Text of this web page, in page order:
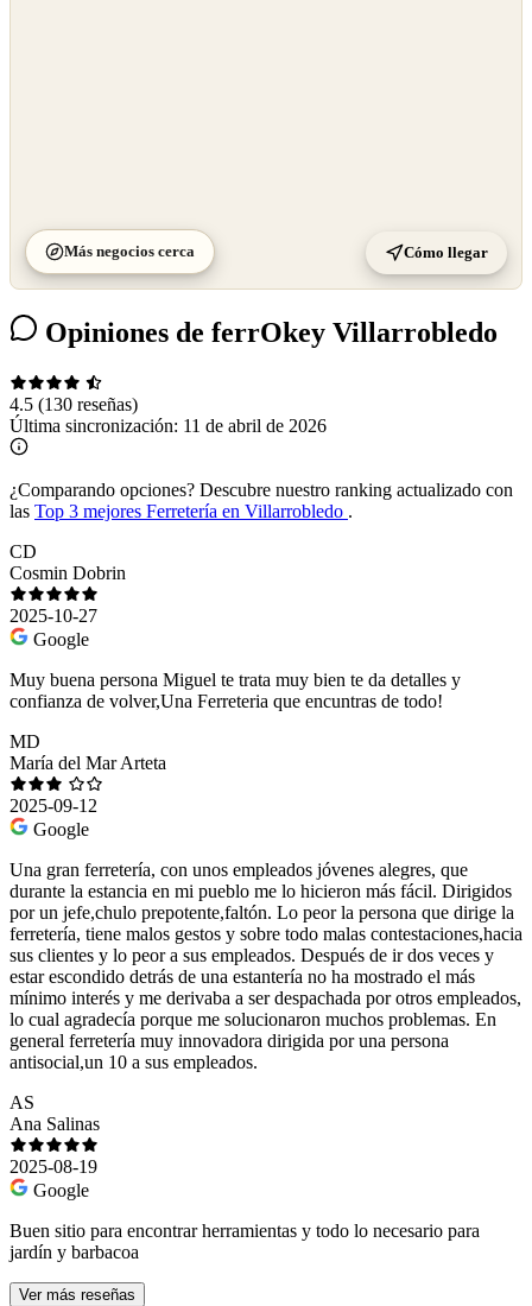
Más negocios cerca Cómo llegar
Opiniones de ferrOkey Villarrobledo
4.5 (130 reseñas)
Última sincronización: 11 de abril de 2026
¿Comparando opciones? Descubre nuestro ranking actualizado con
las Top 3 mejores Ferretería en Villarrobledo .
CD
Cosmin Dobrin
2025-10-27
Google
Muy buena persona Miguel te trata muy bien te da detalles y
confianza de volver,Una Ferreteria que encuntras de todo!
MD
María del Mar Arteta
2025-09-12
Google
Una gran ferretería, con unos empleados jóvenes alegres, que
durante la estancia en mi pueblo me lo hicieron más fácil. Dirigidos
por un jefe,chulo prepotente,faltón. Lo peor la persona que dirige la
ferretería, tiene malos gestos y sobre todo malas contestaciones,hacia
sus clientes y lo peor a sus empleados. Después de ir dos veces y
estar escondido detrás de una estantería no ha mostrado el más
mínimo interés y me derivaba a ser despachada por otros empleados,
lo cual agradecía porque me solucionaron muchos problemas. En
general ferretería muy innovadora dirigida por una persona
antisocial,un 10 a sus empleados.
AS
Ana Salinas
2025-08-19
Google
Buen sitio para encontrar herramientas y todo lo necesario para
jardín y barbacoa
Ver más reseñas